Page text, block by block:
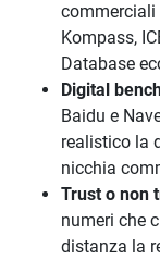
commerciali
Kompass,
Database
Digital
Baidu e
realistico la
nicchia
Trust o non
numeri che
distanza la